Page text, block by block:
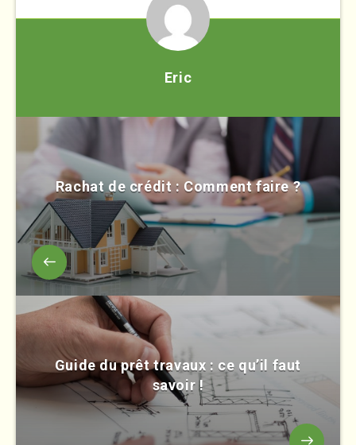
Eric
Rachat de crédit : Comment faire ?
Guide du prêt travaux : ce qu’il faut
savoir !